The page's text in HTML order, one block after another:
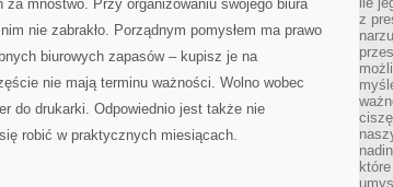
za mnóstwo. Przy organizowaniu swojego biura
nie zabrakło. Porządnym pomysłem ma prawo
biurowych zapasów – kupisz je na
nie mają terminu ważności. Wolno wobec
do drukarki. Odpowiednio jest także nie
robić w praktycznych miesiącach.
z